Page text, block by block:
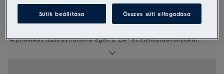
Termékismertető adatlap
A 600 SteamBake sütővel még kiválóbb eredményeket érhet el.
A pirolitikus tisztítás hamuvá égeti a zsír- és ételmaradványokat.
Sütik beállítása Összes süti elfogadása